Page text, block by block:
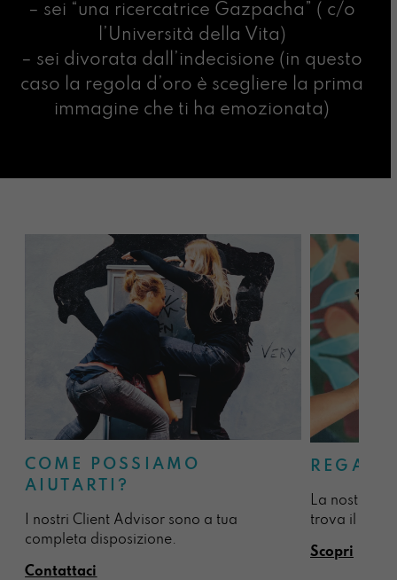
– sei “una ricercatrice Gazpacha” ( c/o
l’Università della Vita)
– sei divorata dall’indecisione (in questo
caso la regola d’oro è scegliere la prima
immagine che ti ha emozionata)
COME POSSIAMO
AIUTARTI?
I nostri Client Advisor sono a tua
completa disposizione.
Contattaci
La nostra
trova il
Scopri